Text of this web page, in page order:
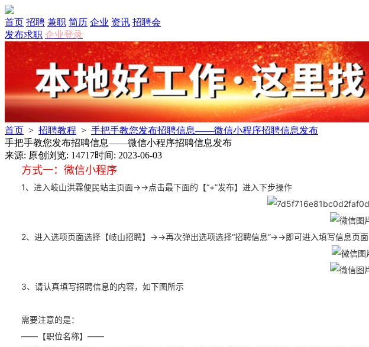
首页 招聘 兼职 简历 企业 资讯 招聘会
发布求职 企业登录
首页 > 招聘教程 > 手把手教您发布招聘信息——微信小程序招聘信息发布
手把手教您发布招聘信息——微信小程序招聘信息发布
来源: 原创 浏览: 14717时间: 2023-06-03
方式一：微信小程序
1、进入岐山洪霖便民站主页面→→点击最下面的【“+”发布】进入下步操作
2、进入选项页面选择【岐山招聘】→→再次弹出选项选择“招聘信息”→→即可进入填写信息页面
3、请认真填写招聘信息的内容，如下图所示
需要注意的是：
——【职位名称】——